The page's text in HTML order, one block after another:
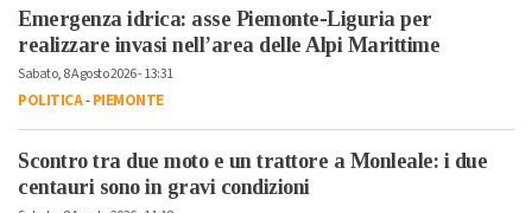
Emergenza idrica: asse Piemonte-Liguria per
realizzare invasi nell’area delle Alpi Marittime
Sabato, 8 Agosto 2026 - 13:31
POLITICA-PIEMONTE
Scontro tra due moto e un trattore a Monleale: i due
centauri sono in gravi condizioni